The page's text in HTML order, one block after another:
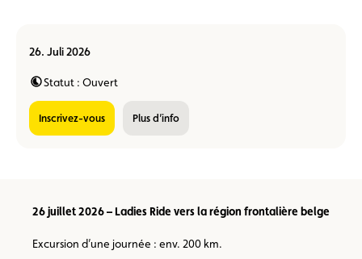
26. Juli 2026
Statut : Ouvert
Inscrivez-vous Plus d’info
26 juillet 2026 – Ladies Ride vers la région frontalière belge
Excursion d’une journée : env. 200 km.